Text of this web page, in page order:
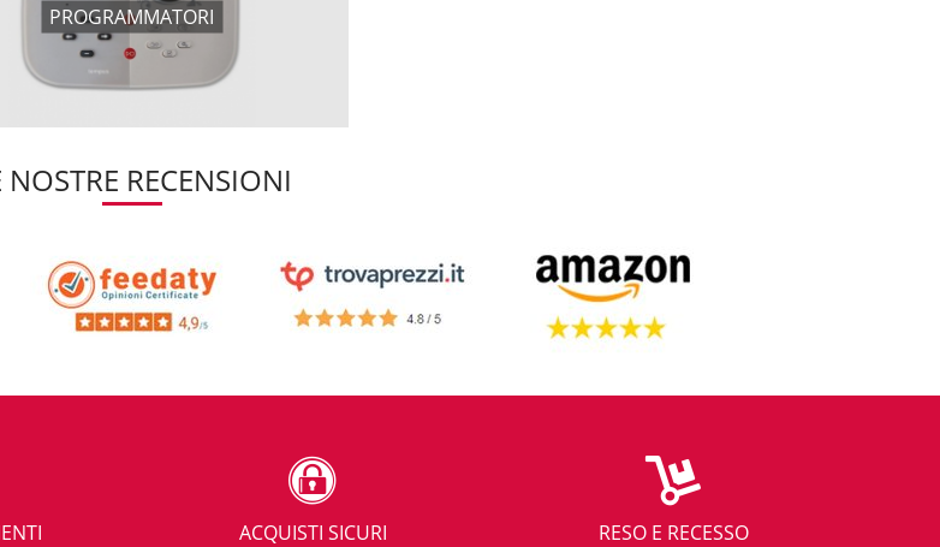
PROGRAMMATORI
NOSTRE RECENSIONI
ACQUISTI SICURI RESO E RECESSO